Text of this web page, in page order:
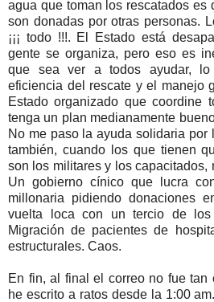
agua que toman los rescatados es
son donadas por otras personas.
¡¡¡ todo !!!. El Estado está
gente se organiza, pero eso es
que sea ver a todos ayudar,
eficiencia del rescate y el manejo
Estado organizado que coordine
tenga un plan medianamente
No me paso la ayuda solidaria por
también, cuando los que tienen
son los militares y los capacitados,
Un gobierno cínico que lucra
millonaria pidiendo donaciones
vuelta loca con un tercio de los
Migración de pacientes de
estructurales. Caos.
En fin, al final el correo no fue tan
he escrito a ratos desde la 1:00